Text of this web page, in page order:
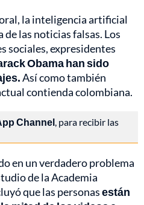
la inteligencia artificial
las noticias falsas. Los
sociales, expresidentes
Obama han sido
Así como también
contienda colombiana.
Channel , para recibir las
en un verdadero problema
de la Academia
que las personasestán